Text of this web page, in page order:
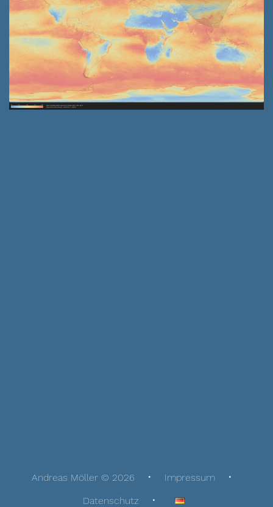
Andreas Möller © 2026
Impressum
Datenschutz